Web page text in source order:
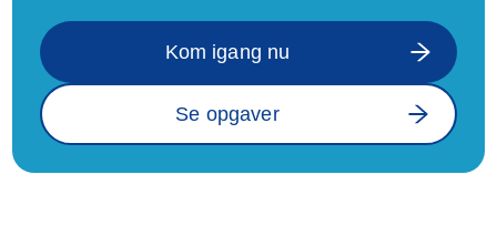
Kom igang nu
Se opgaver